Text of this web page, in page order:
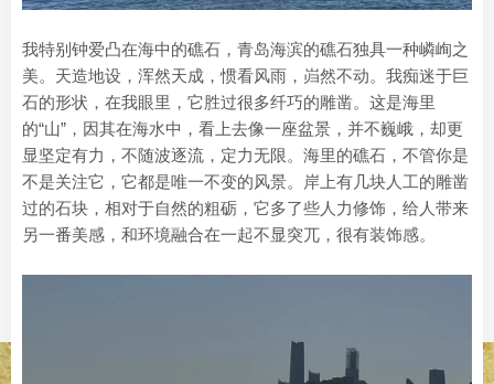
我特别钟爱凸在海中的礁石，青岛海滨的礁石独具一种嶙峋之
美。天造地设，浑然天成，惯看风雨，岿然不动。我痴迷于巨
石的形状，在我眼里，它胜过很多纤巧的雕凿。这是海里
的“山”，因其在海水中，看上去像一座盆景，并不巍峨，却更
显坚定有力，不随波逐流，定力无限。海里的礁石，不管你是
不是关注它，它都是唯一不变的风景。岸上有几块人工的雕凿
过的石块，相对于自然的粗砺，它多了些人力修饰，给人带来
另一番美感，和环境融合在一起不显突兀，很有装饰感。